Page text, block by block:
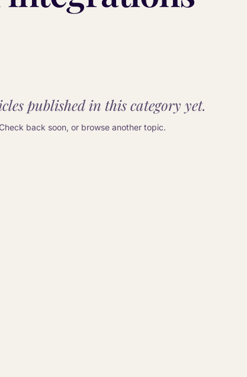
published in this category yet.
Check back soon, or browse another topic.